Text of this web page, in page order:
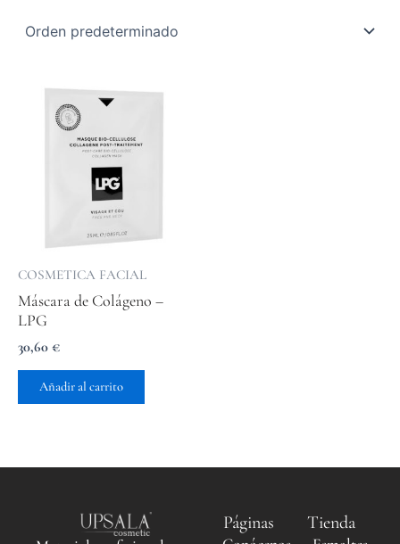
COSMETICA FACIAL
Máscara de Colágeno –
LPG
30,60 €
Añadir al carrito
Páginas Tienda